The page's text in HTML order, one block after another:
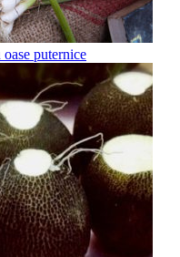
puternice